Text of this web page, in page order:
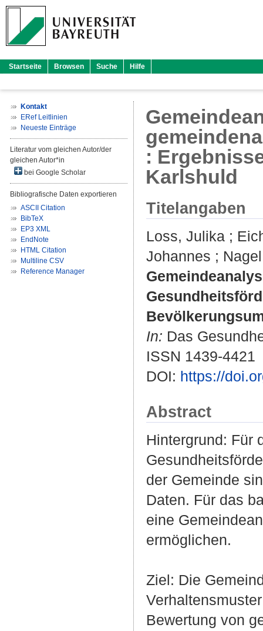
Startseite Browsen Suche Hilfe
Kontakt
ERef Leitlinien
Neueste Einträge
Literatur vom gleichen Autor/der
gleichen Autor*in
bei Google Scholar
Bibliografische Daten exportieren
ASCII Citation
BibTeX
EP3 XML
EndNote
HTML Citation
Multiline CSV
Reference Manager
:
Karlshuld
Titelangaben
Loss, Julika ;
Johannes ;
In: Das
ISSN 1439-4421
DOI: https://
Abstract
Hintergrund: Für
der Gemeinde
Daten. Für das
eine
ermöglichen.
Ziel: Die
Bewertung von